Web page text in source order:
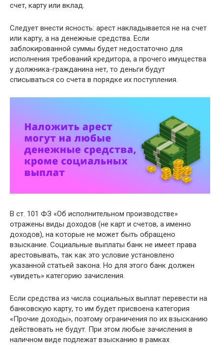
счет, карту или вклад.
Следует внести ясность: арест накладывается не на счет
или карту, а на денежные средства. Если
заблокированной суммы будет недостаточно для
исполнения требований кредитора, а прочего имущества
у должника-гражданина нет, то деньги будут
списываться со счета в порядке их поступления.
В ст. 101 ФЗ «Об исполнительном производстве»
отражены виды доходов (не карт и счетов, а именно
доходов), на которые не может быть обращено
взыскание. Социальные выплаты банк не имеет права
арестовывать, так как это условие установлено
указанной статьей закона. Но для этого банк должен
«увидеть» категорию зачисления.
Если средства из числа социальных выплат перевести на
банковскую карту, то им будет присвоена категория
«Прочие доходы», поэтому ограничения по их взысканию
действовать не будут. При этом любые зачисления в
наличном виде подлежат взысканию в рамках